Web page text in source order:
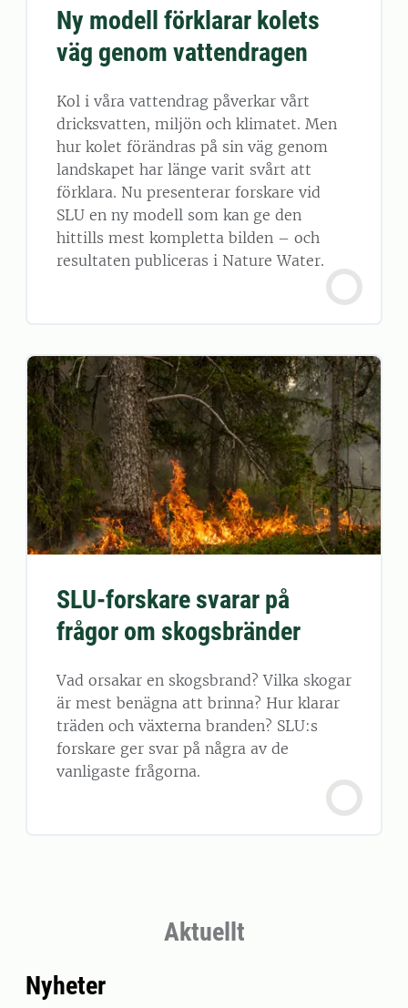
Ny modell förklarar kolets
väg genom vattendragen
Kol i våra vattendrag påverkar vårt
dricksvatten, miljön och klimatet. Men
hur kolet förändras på sin väg genom
landskapet har länge varit svårt att
förklara. Nu presenterar forskare vid
SLU en ny modell som kan ge den
hittills mest kompletta bilden – och
resultaten publiceras i Nature Water.
SLU-forskare svarar på
frågor om skogsbränder
Vad orsakar en skogsbrand? Vilka skogar
är mest benägna att brinna? Hur klarar
träden och växterna branden? SLU:s
forskare ger svar på några av de
vanligaste frågorna.
Aktuellt
Nyheter